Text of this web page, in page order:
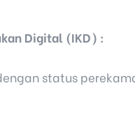
Digital (IKD) :
status